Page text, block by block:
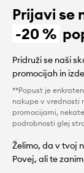
Prijavi se
-20 %
Pridruži se naši
promocijah in
**Popust je
nakupe v vrednosti
promocijami,
podrobnosti glej
Želimo, da v tvoj
Povej, ali te